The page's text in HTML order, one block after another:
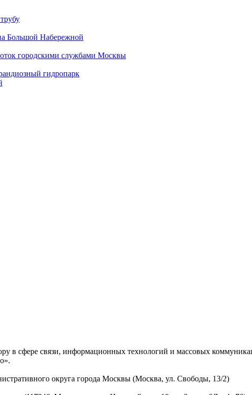
Большой Набережной
городскими службами Москвы
гидропарк
в сфере связи, информационных технологий и массовых
округа города Москвы (Москва, ул. Свободы, 13/2)